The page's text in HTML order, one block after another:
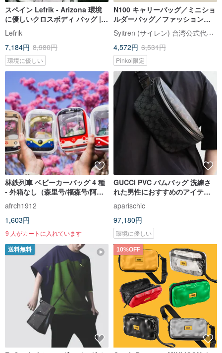
スペイン Lefrik - Arizona 環境
に優しいクロスボディ バッグ |
チェック柄のグリーン | 防水クロ
スボディ バッグ
Lefrik
7,184円 8,980円
環境に優しい
N100 キャリーバッグ／ミニショ
ルダーバッグ／ファッション／
個性派／ワンショルダーバッグ
／ブランドグッズ
Syitren (サイレン) 台湾公式代理店
4,572円 6,531円
Pinkoi限定
林鉄列車 ベビーカーバッグ 4 種
- 外箱なし（森里号/福森号/阿里
山号/栩悦号）
afrch1912
1,603円
9 人がカートに入れています
GUCCI PVC バムバッグ 洗練さ
れた男性におすすめのアイテ
ム、控えめなブラック GG ロゴ
aparischic
97,180円
環境に優しい
送料無料 10%OFF